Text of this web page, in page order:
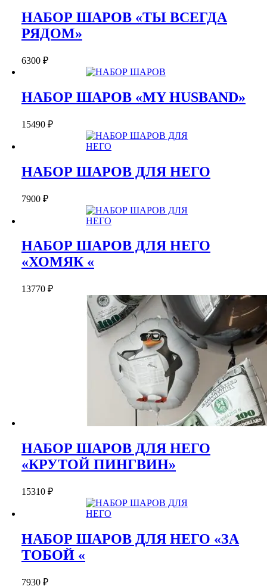
НАБОР ШАРОВ «ТЫ ВСЕГДА
РЯДОМ»
6300 ₽
НАБОР ШАРОВ «MY HUSBAND»
15490 ₽
НАБОР ШАРОВ ДЛЯ НЕГО
7900 ₽
НАБОР ШАРОВ ДЛЯ НЕГО
«ХОМЯК «
13770 ₽
НАБОР ШАРОВ ДЛЯ НЕГО
«КРУТОЙ ПИНГВИН»
15310 ₽
НАБОР ШАРОВ ДЛЯ НЕГО «ЗА
ТОБОЙ «
7930 ₽